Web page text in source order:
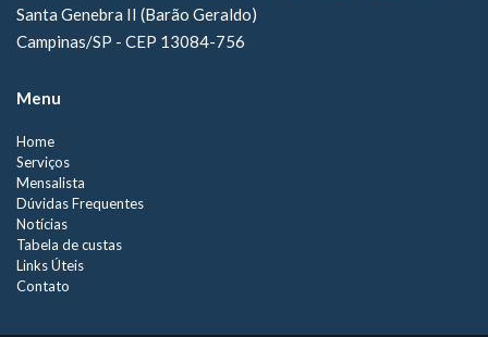
Santa Genebra II (Barão Geraldo)
Campinas/SP - CEP 13084-756
Menu
Home
Serviços
Mensalista
Dúvidas Frequentes
Notícias
Tabela de custas
Links Úteis
Contato